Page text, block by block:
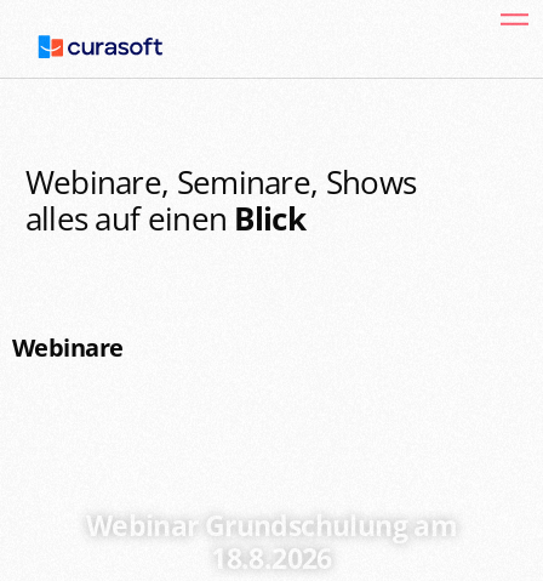
Webinare, Seminare, Shows
alles auf einen Blick
Webinare
Webinar Grundschulung am
18.8.2026